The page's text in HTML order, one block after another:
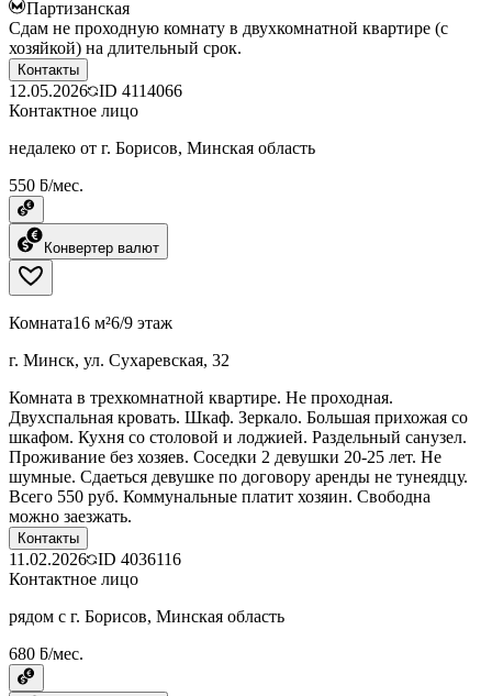
Партизанская
Сдам не проходную комнату в двухкомнатной квартире (с
хозяйкой) на длительный срок.
Контакты
12.05.2026 ID 4114066
Контактное лицо
недалеко от г. Борисов, Минская область
550 ƃ/мес.
Конвертер валют
Комната16 м²6/9 этаж
г. Минск, ул. Сухаревская, 32
Комната в трехкомнатной квартире. Не проходная.
Двухспальная кровать. Шкаф. Зеркало. Большая прихожая со
шкафом. Кухня со столовой и лоджией. Раздельный санузел.
Проживание без хозяев. Соседки 2 девушки 20-25 лет. Не
шумные. Сдаеться девушке по договору аренды не тунеядцу.
Всего 550 руб. Коммунальные платит хозяин. Свободна
можно заезжать.
Контакты
11.02.2026 ID 4036116
Контактное лицо
рядом с г. Борисов, Минская область
680 ƃ/мес.